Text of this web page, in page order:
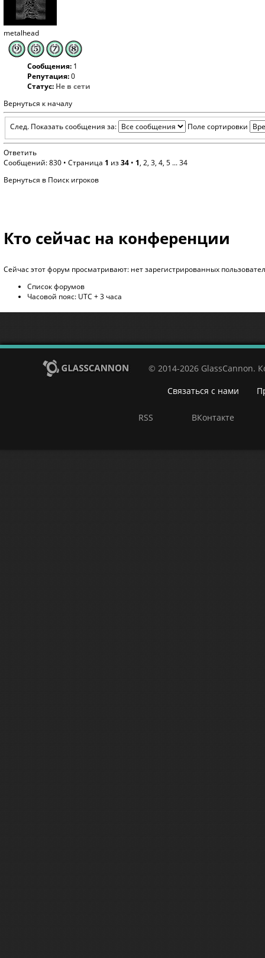
metalhead
Сообщения: 1
Репутация:0
Статус: Не в сети
Вернуться к началу
След. Показать сообщения за: Поле сортировки
Ответить
Сообщений: 830 • Страница 1 из34 • 1, 2, 3, 4, 5 ...34
Вернуться в Поиск игроков
Кто сейчас на конференции
Сейчас этот форум просматривают: нет зарегистрированных
Список форумов
Часовой пояс: UTC + 3 часа
© 2014-2026 GlassCannon.
Связаться с нами
RSS ВКонтакте